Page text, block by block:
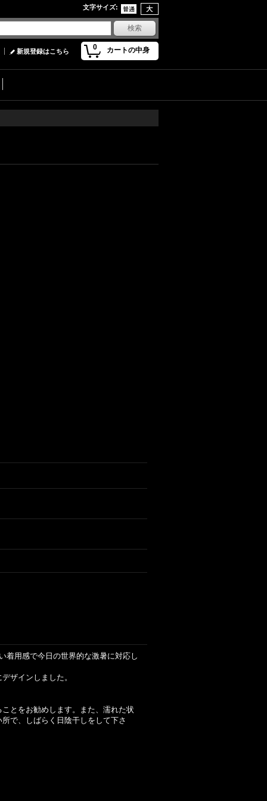
文字サイズ:
0 カートの中身
新規登録はこちら
着用感で今日の世界的な激暑に対応し
ザインしました。
とをお勧めします。また、濡れた状
で、しばらく日陰干しをして下さ